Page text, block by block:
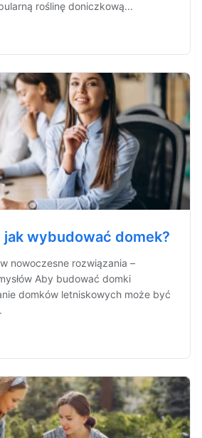
roślinę doniczkową...
wybudować domek?
nowoczesne rozwiązania –
Aby budować domki
domków letniskowych może być